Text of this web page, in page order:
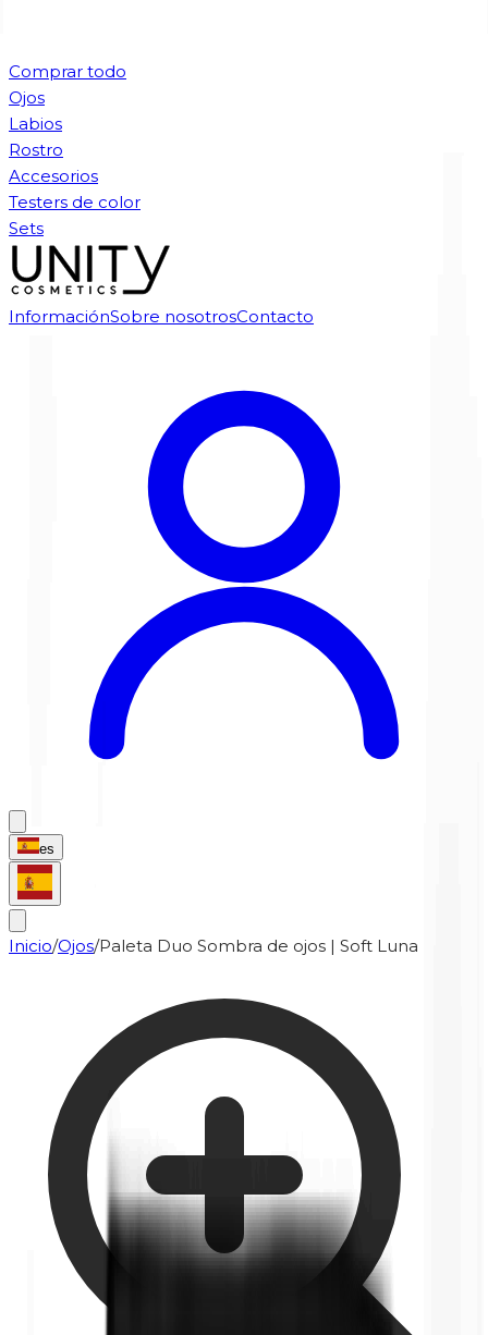
Comprar todo
Ojos
Labios
Rostro
Accesorios
Testers de color
Sets
InformaciónSobre nosotrosContacto
es
Inicio/Ojos/Paleta Duo Sombra de ojos | Soft Luna